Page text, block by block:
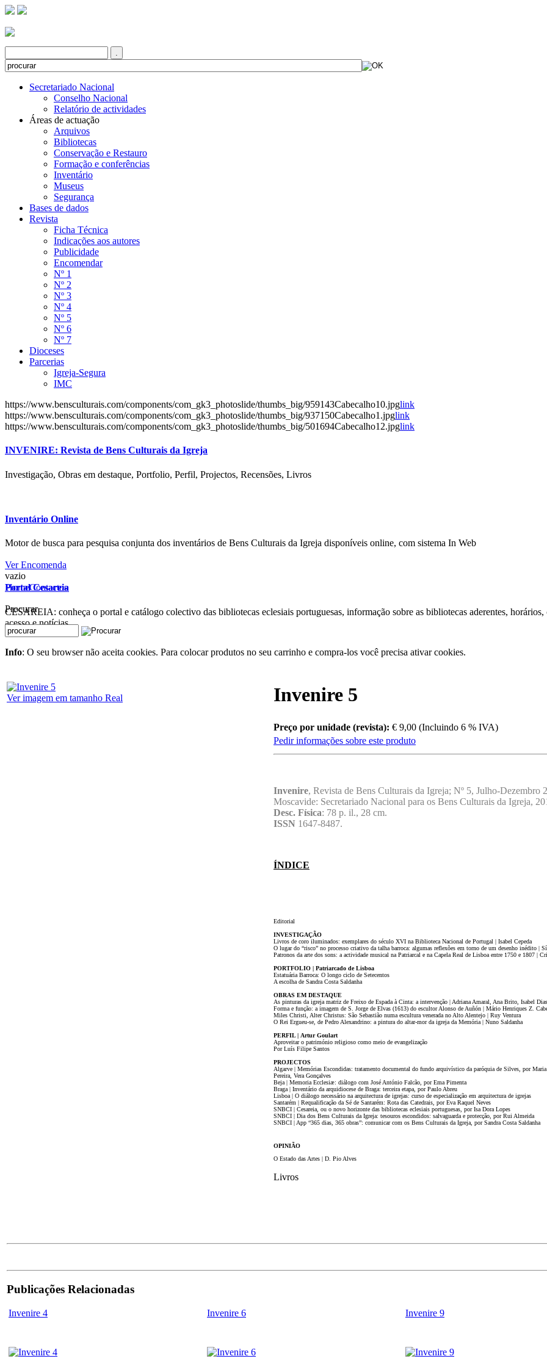
Secretariado Nacional
Conselho Nacional
Relatório de actividades
Áreas de actuação
Arquivos
Bibliotecas
Conservação e Restauro
Formação e conferências
Inventário
Museus
Segurança
Bases de dados
Revista
Ficha Técnica
Indicações aos autores
Publicidade
Encomendar
Nº 1
Nº 2
Nº 3
Nº 4
Nº 5
Nº 6
Nº 7
Dioceses
Parcerias
Igreja-Segura
IMC
https://www.bensculturais.com/components/com_gk3_photoslide/thumbs_big/959143Cabecalho10.jpglink
https://www.bensculturais.com/components/com_gk3_photoslide/thumbs_big/937150Cabecalho1.jpglink
https://www.bensculturais.com/components/com_gk3_photoslide/thumbs_big/501694Cabecalho12.jpglink
INVENIRE: Revista de Bens Culturais da Igreja
Investigação, Obras em destaque, Portfolio, Perfil, Projectos, Recensões, Livros
Inventário Online
Motor de busca para pesquisa conjunta dos inventários de Bens Culturais da Igreja disponíveis online, com sistema In Web
Portal Cesareia
CESAREIA: conheça o portal e catálogo colectivo das bibliotecas eclesiais portuguesas, informação sobre as bibliotecas aderentes, horários,
acesso e notícias
Ver Encomenda
vazio
HomeContactos
Procurar
Info: O seu browser não aceita cookies. Para colocar produtos no seu carrinho e compra-los você precisa ativar cookies.
Ver imagem em tamanho Real Invenire 5
Preço por unidade (revista): € 9,00 (Incluindo 6 % IVA)
Pedir informações sobre este produto
Invenire, Revista de Bens Culturais da Igreja; Nº 5, Julho-Dezembro
Moscavide: Secretariado Nacional para os Bens Culturais da Igreja,
Desc. Física: 78 p. il., 28 cm.
ISSN 1647-8487.
ÍNDICE
Editorial
INVESTIGAÇÃO
Livros de coro iluminados: exemplares do século XVI na Biblioteca Nacional de Portugal | Isabel Cepeda
O lugar do “risco” no processo criativo da talha barroca: algumas reflexões em torno de um desenho inédito |
Patronos da arte dos sons: a actividade musical na Patriarcal e na Capela Real de Lisboa entre 1750 e 1807 |
PORTFOLIO | Patriarcado de Lisboa
Estatuária Barroca: O longo ciclo de Setecentos
A escolha de Sandra Costa Saldanha
OBRAS EM DESTAQUE
As pinturas da igreja matriz de Freixo de Espada à Cinta: a intervenção | Adriana Amaral, Ana Brito, Isabel
Forma e função: a imagem de S. Jorge de Elvas (1613) do escultor Alonso de Auñón | Mário Henriques Z.
Miles Christi, Alter Christus: São Sebastião numa escultura venerada no Alto Alentejo | Ruy Ventura
O Rei Ergueu-se, de Pedro Alexandrino: a pintura do altar-mor da igreja da Memória | Nuno Saldanha
PERFIL | Artur Goulart
Aproveitar o património religioso como meio de evangelização
Por Luís Filipe Santos
PROJECTOS
Algarve | Memórias Escondidas: tratamento documental do fundo arquivístico da paróquia de Silves, por
Pereira, Vera Gonçalves
Beja | Memoria Ecclesiæ: diálogo com José António Falcão, por Ema Pimenta
Braga | Inventário da arquidiocese de Braga: terceira etapa, por Paulo Abreu
Lisboa | O diálogo necessário na arquitectura de igrejas: curso de especialização em arquitectura de igrejas
Santarém | Requalificação da Sé de Santarém: Rota das Catedrais, por Eva Raquel Neves
SNBCI | Cesareia, ou o novo horizonte das bibliotecas eclesiais portuguesas, por Isa Dora Lopes
SNBCI | Dia dos Bens Culturais da Igreja: tesouros escondidos: salvaguarda e protecção, por Rui Almeida
SNBCI | App “365 dias, 365 obras”: comunicar com os Bens Culturais da Igreja, por Sandra Costa Saldanha
OPINIÃO
O Estado das Artes | D. Pio Alves
Livros
Publicações Relacionadas
Invenire 4 Invenire 6 Invenire 9